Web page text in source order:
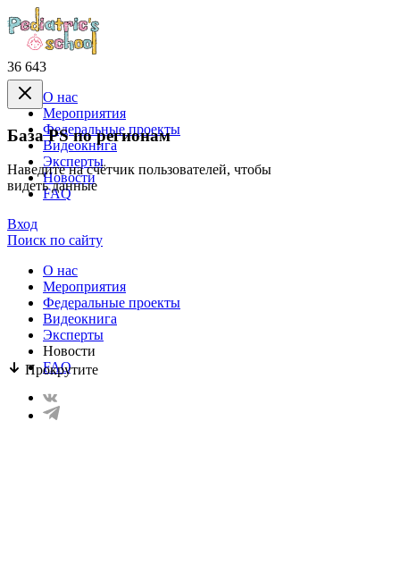
36 643
База PS по регионам
Наведите на счётчик пользователей, чтобы
видеть данные
Прокрутите
О нас
Mероприятия
Федеральные проекты
Видеокнига
Эксперты
Новости
FAQ
Вход
Поиск по сайту
О нас
Mероприятия
Федеральные проекты
Видеокнига
Эксперты
Новости
FAQ